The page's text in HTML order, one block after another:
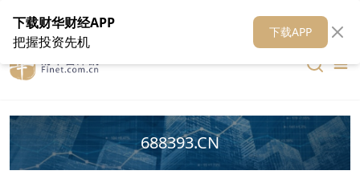
在线客服 关于我们 财华媒体矩阵 财华智库
688393.CN
下载财华财经APP
把握投资先机
下载APP